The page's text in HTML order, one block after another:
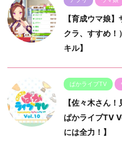
【育成ウマ娘
クラ、すすめ！
キル】
ぱかライブTV
【佐々木さん
ぱかライブTV
には全力！】